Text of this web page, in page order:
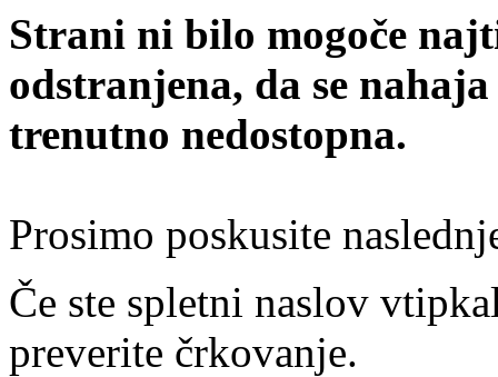
Strani ni bilo mogoče
odstranjena, da se
trenutno nedostopna.
Prosimo poskusite
Če ste spletni naslov
preverite črkovanje.